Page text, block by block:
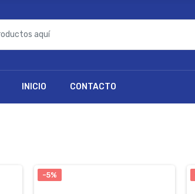
INICIO CONTACTO
-5%